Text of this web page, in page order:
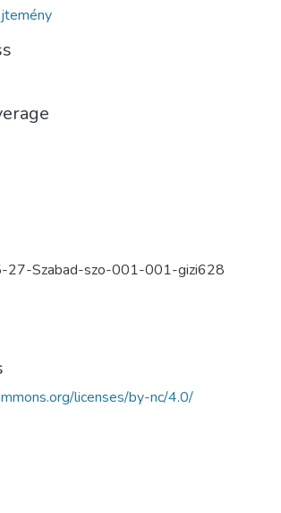
Szabad-szo-001-001-gizi628
licenses/by-nc/4.0/